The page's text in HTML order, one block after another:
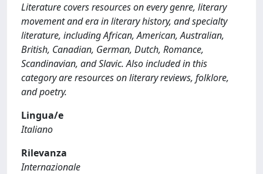
Literature covers resources on every genre, literary
movement and era in literary history, and specialty
literature, including African, American, Australian,
British, Canadian, German, Dutch, Romance,
Scandinavian, and Slavic. Also included in this
category are resources on literary reviews, folklore,
and poetry.
Lingua/e
Italiano
Rilevanza
Internazionale